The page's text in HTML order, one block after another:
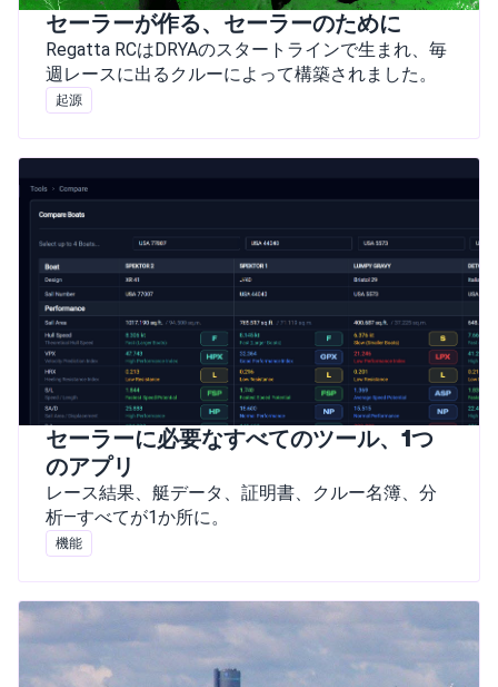
セーラーが作る、セーラーのために
Regatta RCはDRYAのスタートラインで生まれ、毎
週レースに出るクルーによって構築されました。
起源
セーラーに必要なすべてのツール、1つ
のアプリ
レース結果、艇データ、証明書、クルー名簿、分
析—すべてが1か所に。
機能